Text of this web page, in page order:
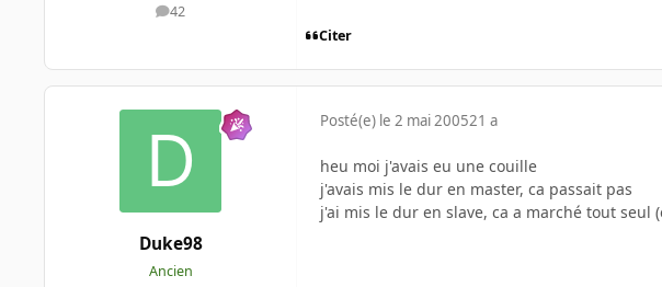
42
messages
Citer
Duke98
Ancien
Posté(e) le 2 mai 200521 a
heu moi j'avais eu une couille
j'avais mis le dur en master, ca passait pas
j'ai mis le dur en slave, ca a marché tout seul